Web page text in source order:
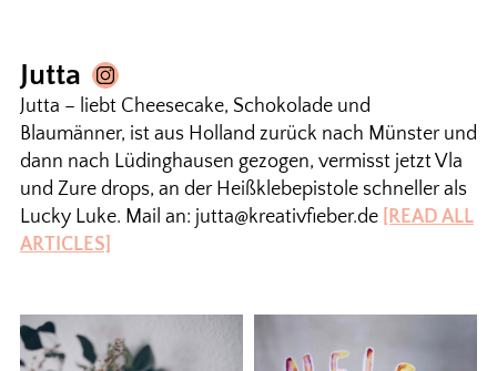
Jutta
Jutta – liebt Cheesecake, Schokolade und
Blaumänner, ist aus Holland zurück nach Münster und
dann nach Lüdinghausen gezogen, vermisst jetzt Vla
und Zure drops, an der Heißklebepistole schneller als
Lucky Luke. Mail an: jutta@kreativfieber.de [READ ALL
ARTICLES]